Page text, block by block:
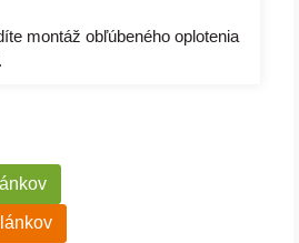
montáž obľúbeného oplotenia